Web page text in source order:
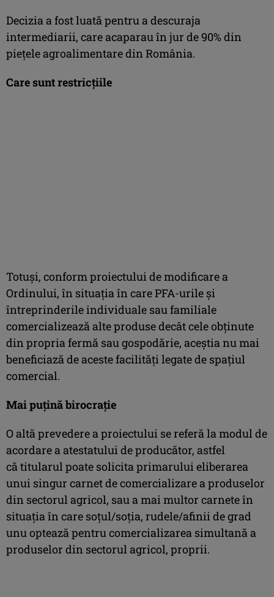
Decizia a fost luată pentru a descuraja
intermediarii, care acaparau în jur de 90% din
pieţele agroalimentare din România.
Care sunt restricţiile
Totuşi, conform proiectului de modificare a
Ordinului, în situaţia în care PFA-urile şi
întreprinderile individuale sau familiale
comercializează alte produse decât cele obținute
din propria fermă sau gospodărie, aceștia nu mai
beneficiază de aceste facilităţi legate de spaţiul
comercial.
Mai puţină birocraţie
O altă prevedere a proiectului se referă la modul de
acordare a atestatului de producător, astfel
că titularul poate solicita primarului eliberarea
unui singur carnet de comercializare a produselor
din sectorul agricol, sau a mai multor carnete în
situația în care soțul/soția, rudele/afinii de grad
unu optează pentru comercializarea simultană a
produselor din sectorul agricol, proprii.